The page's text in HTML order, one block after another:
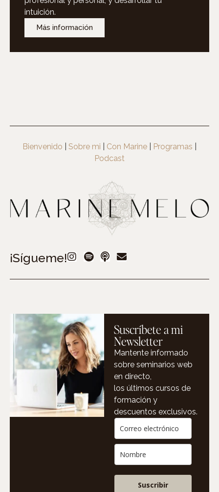
intuición.
Más información
Bienvenido Sobre mi Con Marine Programas
Podcast
¡Sígueme!
Suscríbete a mi
Newsletter
Mantente informado
sobre seminarios web
en directo,
los últimos cursos de
formación y
descuentos exclusivos.
Suscribir